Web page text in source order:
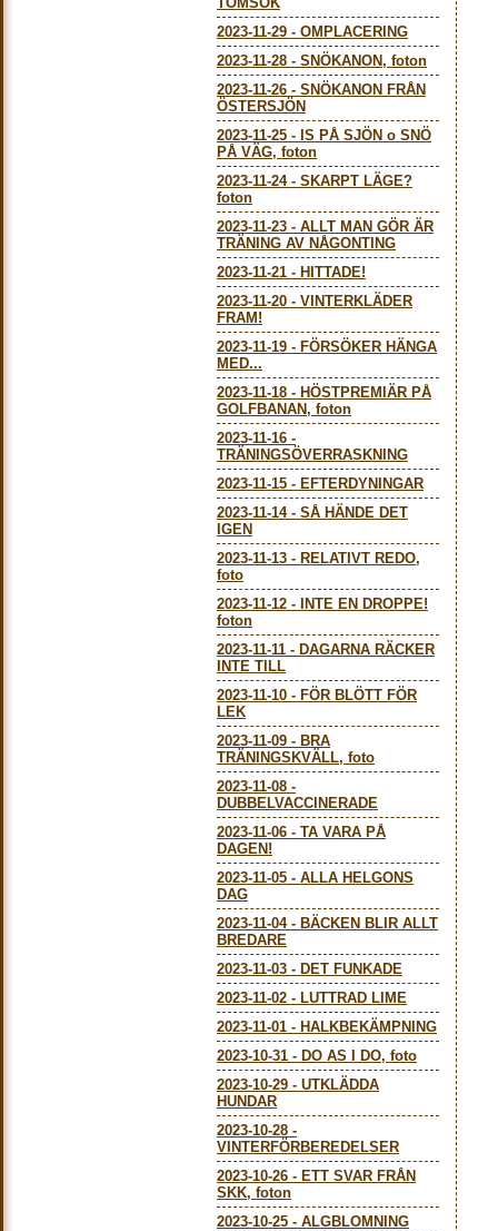
2023-11-29 - OMPLACERING
2023-11-28 - SNÖKANON, foton
2023-11-26 - SNÖKANON FRÅN
ÖSTERSJÖN
2023-11-25 - IS PÅ SJÖN o SNÖ
PÅ VÄG, foton
2023-11-24- SKARPT LÄGE?
foton
2023-11-23 - ALLT MAN GÖR ÄR
TRÄNING AV NÅGONTING
2023-11-21 - HITTADE!
2023-11-20 - VINTERKLÄDER
FRAM!
2023-11-19 - FÖRSÖKER HÄNGA
MED...
2023-11-18 - HÖSTPREMIÄR PÅ
GOLFBANAN, foton
2023-11-16 -
TRÄNINGSÖVERRASKNING
2023-11-15 - EFTERDYNINGAR
2023-11-14- SÅ HÄNDE DET
IGEN
2023-11-13 - RELATIVT REDO,
foto
2023-11-12 -
INTE EN DROPPE!
foton
2023-11-11 - DAGARNA RÄCKER
INTE TILL
2023-11-10 - FÖR BLÖTT FÖR
LEK
2023-11-09 - BRA
TRÄNINGSKVÄLL, foto
2023-11-08 -
DUBBELVACCINERADE
2023-11-06 - TA VARA PÅ
DAGEN!
2023-11-05 - ALLA HELGONS
DAG
2023-11-04- BÄCKEN BLIR ALLT
BREDARE
2023-11-03 - DET FUNKADE
2023-11-02 - LUTTRAD LIME
2023-11-01 - HALKBEKÄMPNING
2023-10-31 - DO AS I DO, foto
2023-10-29 - UTKLÄDDA
HUNDAR
2023-10-28 -
VINTERFÖRBEREDELSER
2023-10-26 - ETT SVAR FRÅN
SKK, foton
2023-10-25 - ALGBLOMNING